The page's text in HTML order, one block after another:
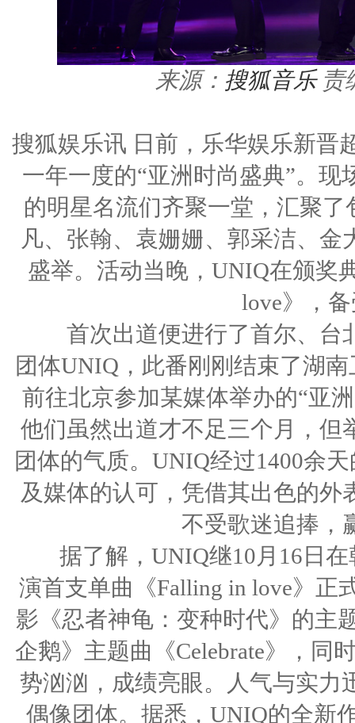
来源： 搜狐音乐 责
搜狐娱乐讯 日前，乐华娱乐新晋
一年一度的“亚洲时尚盛典”。
的明星名流们齐聚一堂，汇聚了
凡、张翰、袁姗姗、郭采洁、
盛举。活动当晚，UNIQ在颁奖
love》，
首次出道便进行了首尔、台
团体UNIQ，此番刚刚结束了湖
前往北京参加某媒体举办的“亚
他们虽然出道才不足三个月，但
团体的气质。UNIQ经过1400余
及媒体的认可，凭借其出色的
不受歌迷追捧，
据了解，UNIQ继10月16日在
演首支单曲《Falling in love》正
影《忍者神龟：变种时代》的主
企鹅》主题曲《Celebrate》，同
势汹汹，成绩亮眼。人气与实力
偶像团体。据悉，UNIQ的全新